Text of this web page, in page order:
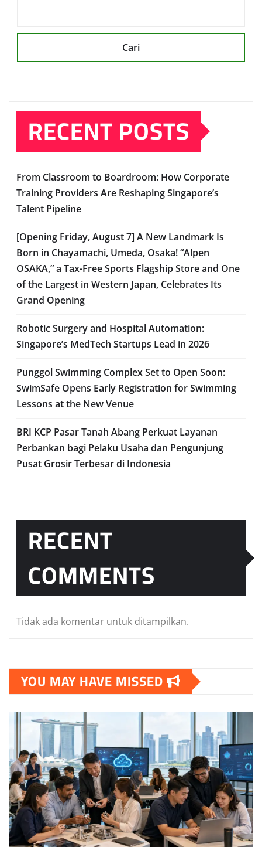
Cari
RECENT POSTS
From Classroom to Boardroom: How Corporate
Training Providers Are Reshaping Singapore’s
Talent Pipeline
[Opening Friday, August 7] A New Landmark Is
Born in Chayamachi, Umeda, Osaka! “Alpen
OSAKA,” a Tax-Free Sports Flagship Store and One
of the Largest in Western Japan, Celebrates Its
Grand Opening
Robotic Surgery and Hospital Automation:
Singapore’s MedTech Startups Lead in 2026
Punggol Swimming Complex Set to Open Soon:
SwimSafe Opens Early Registration for Swimming
Lessons at the New Venue
BRI KCP Pasar Tanah Abang Perkuat Layanan
Perbankan bagi Pelaku Usaha dan Pengunjung
Pusat Grosir Terbesar di Indonesia
RECENT
COMMENTS
Tidak ada komentar untuk ditampilkan.
YOU MAY HAVE MISSED